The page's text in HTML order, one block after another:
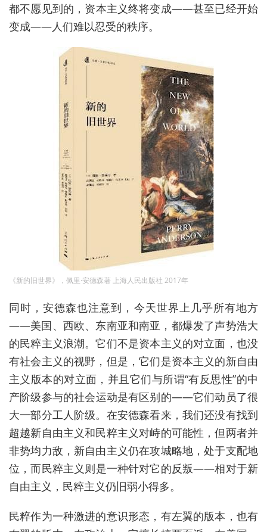
都不愿见到的，资本主义终将变成——甚至已经开始
变成——人们难以忍受的秩序。
《新的旧世界》，佩里·安德森著 上海人民出版社 2017年
同时，安德森也注意到，今天世界上几乎所有地方
——美国、西欧、东南亚和南亚，都爆发了声势浩大
的民粹主义浪潮。它们不是资本主义的对立面，也没
有社会主义的视野，但是，它们是资本主义的新自由
主义版本的对立面，并且它们与所谓“有反思性”的中
产阶级参与的社会运动是有区别的——它们动员了很
大一部分工人阶级。在安德森看来，我们还没有找到
超越新自由主义和民粹主义对峙的可能性，但两者并
非势均力敌，新自由主义仍在攻城略地，处于支配地
位，而民粹主义则是一种针对它的反叛——相对于新
自由主义，民粹主义仍旧弱小得多。
民粹作为一种激进的意识形态，有左翼的版本，也有